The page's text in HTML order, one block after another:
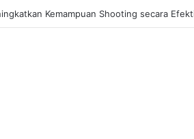
Kemampuan Shooting secara